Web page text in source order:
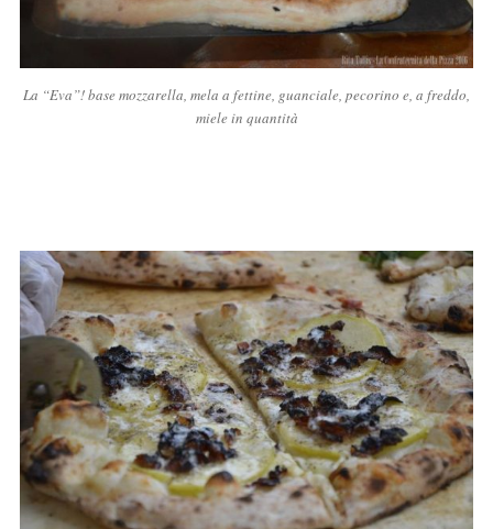
La “Eva”! base mozzarella, mela a fettine, guanciale, pecorino e, a freddo,
miele in quantità